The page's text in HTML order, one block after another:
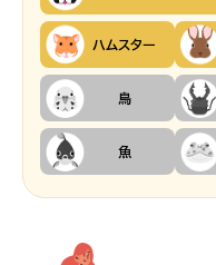
ハムスター
鳥
魚